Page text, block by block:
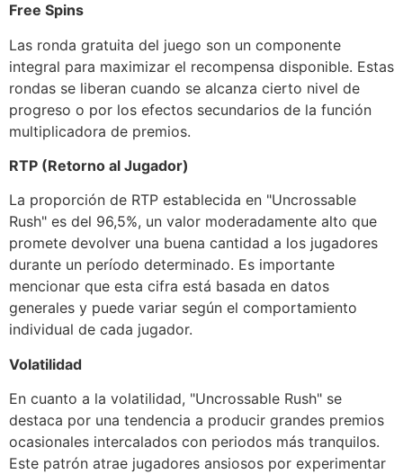
Free Spins
Las ronda gratuita del juego son un componente
integral para maximizar el recompensa disponible. Estas
rondas se liberan cuando se alcanza cierto nivel de
progreso o por los efectos secundarios de la función
multiplicadora de premios.
RTP (Retorno al Jugador)
La proporción de RTP establecida en "Uncrossable
Rush" es del 96,5%, un valor moderadamente alto que
promete devolver una buena cantidad a los jugadores
durante un período determinado. Es importante
mencionar que esta cifra está basada en datos
generales y puede variar según el comportamiento
individual de cada jugador.
Volatilidad
En cuanto a la volatilidad, "Uncrossable Rush" se
destaca por una tendencia a producir grandes premios
ocasionales intercalados con periodos más tranquilos.
Este patrón atrae jugadores ansiosos por experimentar